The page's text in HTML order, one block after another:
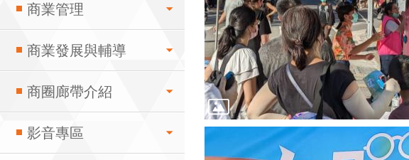
商業管理
商業發展與輔導
商圈廊帶介紹
影音專區